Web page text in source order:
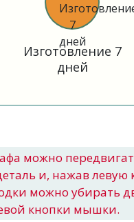
Изготовление 7
дней
можно
и, нажав
можно убирать
кнопки мышки.